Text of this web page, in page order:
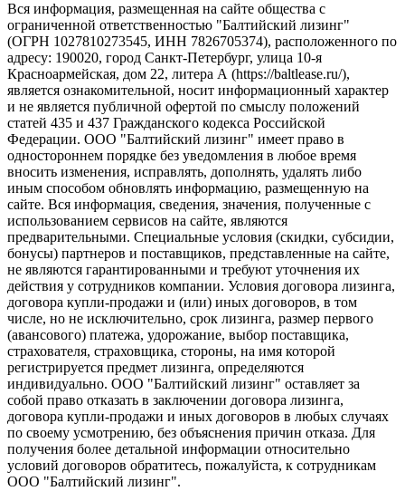
Вся информация, размещенная на сайте общества с
ограниченной ответственностью "Балтийский лизинг"
(ОГРН 1027810273545, ИНН 7826705374), расположенного по
адресу: 190020, город Санкт-Петербург, улица 10-я
Красноармейская, дом 22, литера А (https://baltlease.ru/),
является ознакомительной, носит информационный характер
и не является публичной офертой по смыслу положений
статей 435 и 437 Гражданского кодекса Российской
Федерации. ООО "Балтийский лизинг" имеет право в
одностороннем порядке без уведомления в любое время
вносить изменения, исправлять, дополнять, удалять либо
иным способом обновлять информацию, размещенную на
сайте. Вся информация, сведения, значения, полученные с
использованием сервисов на сайте, являются
предварительными. Специальные условия (скидки, субсидии,
бонусы) партнеров и поставщиков, представленные на сайте,
не являются гарантированными и требуют уточнения их
действия у сотрудников компании. Условия договора лизинга,
договора купли-продажи и (или) иных договоров, в том
числе, но не исключительно, срок лизинга, размер первого
(авансового) платежа, удорожание, выбор поставщика,
страхователя, страховщика, стороны, на имя которой
регистрируется предмет лизинга, определяются
индивидуально. ООО "Балтийский лизинг" оставляет за
собой право отказать в заключении договора лизинга,
договора купли-продажи и иных договоров в любых случаях
по своему усмотрению, без объяснения причин отказа. Для
получения более детальной информации относительно
условий договоров обратитесь, пожалуйста, к сотрудникам
ООО "Балтийский лизинг".